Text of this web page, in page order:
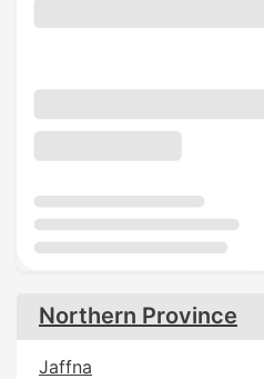
Northern Province
Jaffna